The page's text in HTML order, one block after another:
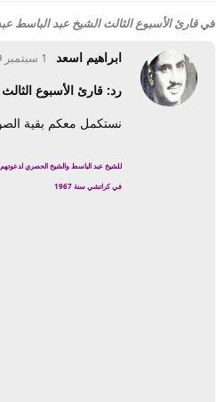
فيقارئ الأسبوع الثالث الشيخ عبد الباسط
ابراهيم اسعد 1 سبتمبر 2009
رد: قارئ الأسبوع
نستكمل معكم بقية
للشيخ عبد الباسط والشيخ الحصري لدعوتهم
في كراتشي سنة 1967